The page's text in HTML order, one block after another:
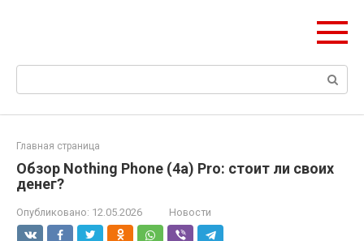
Поиск:
Главная страница
Обзор Nothing Phone (4a) Pro: стоит ли своих
денег?
Опубликовано: 12.05.2026 Новости